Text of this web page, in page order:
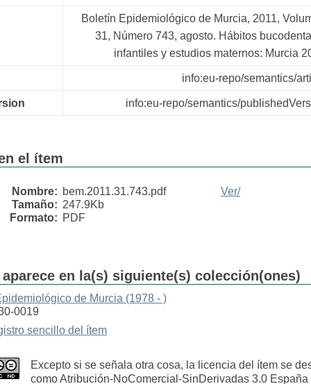
Boletín Epidemiológico de Murcia, 2011,
31, Número 743, agosto. Hábitos
infantiles y estudios maternos: Murcia
info:eu-repo/semantics/
info:eu-repo/semantics/
el ítem
Nombre: bem.2011.31.743.pdf
Tamaño: 247.9Kb
Formato: PDF
Ver/
en la(s) siguiente(s) colección(ones)
de Murcia (1978 - )
0019
sencillo del ítem
Excepto si se señala otra cosa, la licencia del ítem se
como Atribución-NoComercial-SinDerivadas 3.0 España